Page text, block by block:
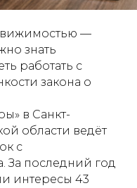
—
знать
работать с
закона о
в Санкт-
области ведёт
с
За последний год
интересы 43